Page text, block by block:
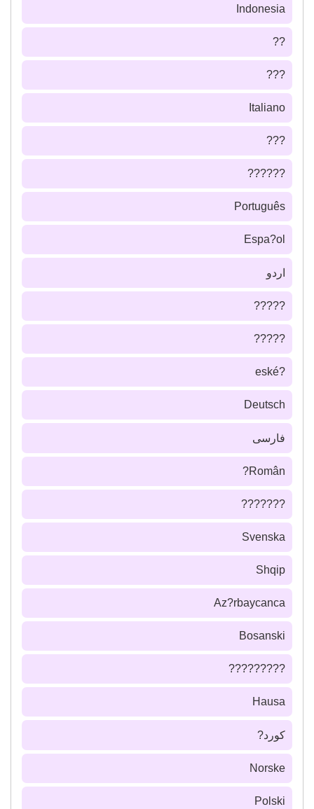
Indonesia
??
???
Italiano
???
??????
Português
Espa?ol
اردو
?????
?????
?eské
Deutsch
فارسى
Român?
???????
Svenska
Shqip
Az?rbaycanca
Bosanski
?????????
Hausa
كورد?
Norske
Polski